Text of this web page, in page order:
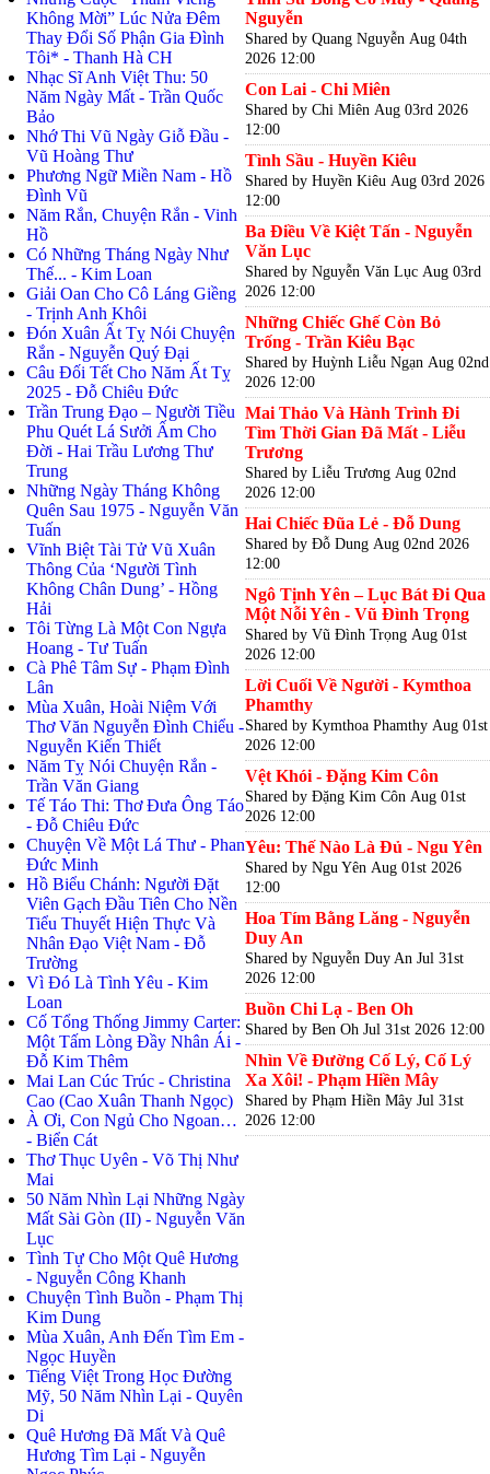
Không Mời” Lúc Nửa Đêm
Thay Đổi Số Phận Gia Đình
Tôi* - Thanh Hà CH
Nhạc Sĩ Anh Việt Thu: 50
Năm Ngày Mất - Trần Quốc
Bảo
Nhớ Thi Vũ Ngày Giỗ Đầu -
Vũ Hoàng Thư
Phương Ngữ Miền Nam - Hồ
Đình Vũ
Năm Rắn, Chuyện Rắn - Vinh
Hồ
Có Những Tháng Ngày Như
Thế... - Kim Loan
Giải Oan Cho Cô Láng Giềng
- Trịnh Anh Khôi
Đón Xuân Ất Tỵ Nói Chuyện
Rắn - Nguyễn Quý Đại
Câu Đối Tết Cho Năm Ất Tỵ
2025 - Đỗ Chiêu Đức
Trần Trung Đạo – Người Tiều
Phu Quét Lá Sưởi Ấm Cho
Đời - Hai Trầu Lương Thư
Trung
Những Ngày Tháng Không
Quên Sau 1975 - Nguyễn Văn
Tuấn
Vĩnh Biệt Tài Tử Vũ Xuân
Thông Của ‘Người Tình
Không Chân Dung’ - Hồng
Hải
Tôi Từng Là Một Con Ngựa
Hoang - Tư Tuấn
Cà Phê Tâm Sự - Phạm Đình
Lân
Mùa Xuân, Hoài Niệm Với
Thơ Văn Nguyễn Đình Chiểu -
Nguyễn Kiến Thiết
Năm Tỵ Nói Chuyện Rắn -
Trần Văn Giang
Tế Táo Thi: Thơ Đưa Ông Táo
- Đỗ Chiêu Đức
Chuyện Về Một Lá Thư - Phan
Đức Minh
Hồ Biểu Chánh: Người Đặt
Viên Gạch Đầu Tiên Cho Nền
Tiểu Thuyết Hiện Thực Và
Nhân Đạo Việt Nam - Đỗ
Trường
Vì Đó Là Tình Yêu - Kim
Loan
Cố Tổng Thống Jimmy Carter:
Một Tấm Lòng Đầy Nhân Ái -
Đỗ Kim Thêm
Mai Lan Cúc Trúc - Christina
Cao (Cao Xuân Thanh Ngọc)
À Ơi, Con Ngủ Cho Ngoan…
- Biển Cát
Thơ Thục Uyên - Võ Thị Như
Mai
50 Năm Nhìn Lại Những Ngày
Mất Sài Gòn (II) - Nguyễn Văn
Lục
Tình Tự Cho Một Quê Hương
- Nguyễn Công Khanh
Chuyện Tình Buồn - Phạm Thị
Kim Dung
Mùa Xuân, Anh Đến Tìm Em -
Ngọc Huyền
Tiếng Việt Trong Học Đường
Mỹ, 50 Năm Nhìn Lại - Quyên
Di
Quê Hương Đã Mất Và Quê
Hương Tìm Lại - Nguyễn
Nguyễn
Shared by Quang Nguyễn Aug 04th
2026 12:00
Con Lai - Chi Miên
Shared by Chi Miên Aug 03rd 2026
12:00
Tình Sầu - Huyền Kiêu
Shared by Huyền Kiêu Aug 03rd 2026
12:00
Ba Điều Về Kiệt Tấn - Nguyễn
Văn Lục
Shared by Nguyễn Văn Lục Aug 03rd
2026 12:00
Những Chiếc Ghế Còn Bỏ
Trống - Trần Kiêu Bạc
Shared by Huỳnh Liễu Ngạn Aug 02nd
2026 12:00
Mai Thảo Và Hành Trình Đi
Tìm Thời Gian Đã Mất - Liễu
Trương
Shared by Liễu Trương Aug 02nd
2026 12:00
Hai Chiếc Đũa Lẻ - Đỗ Dung
Shared by Đỗ Dung Aug 02nd 2026
12:00
Ngô Tịnh Yên – Lục Bát Đi Qua
Một Nỗi Yên - Vũ Đình Trọng
Shared by Vũ Đình Trọng Aug 01st
2026 12:00
Lời Cuối Về Người - Kymthoa
Phamthy
Shared by Kymthoa Phamthy Aug 01st
2026 12:00
Vệt Khói - Đặng Kim Côn
Shared by Đặng Kim Côn Aug 01st
2026 12:00
Yêu: Thế Nào Là Đủ - Ngu Yên
Shared by Ngu Yên Aug 01st 2026
12:00
Hoa Tím Bằng Lăng - Nguyễn
Duy An
Shared by Nguyễn Duy An Jul 31st
2026 12:00
Buồn Chi Lạ - Ben Oh
Shared by Ben Oh Jul 31st 2026 12:00
Nhìn Về Đường Cố Lý, Cố Lý
Xa Xôi! - Phạm Hiền Mây
Shared by Phạm Hiền Mây Jul 31st
2026 12:00